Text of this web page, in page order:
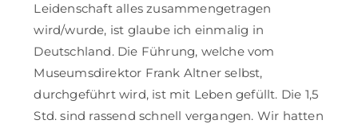
Leidenschaft alles zusammengetragen
wird/wurde, ist glaube ich einmalig in
Deutschland. Die Führung, welche vom
Museumsdirektor Frank Altner selbst,
durchgeführt wird, ist mit Leben gefüllt. Die 1,5
Std. sind rassend schnell vergangen. Wir hatten